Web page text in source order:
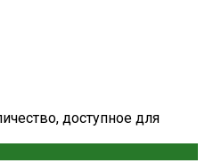
доступное для